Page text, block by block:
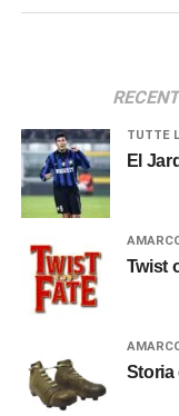
TUTTE
El
Twist
Storia